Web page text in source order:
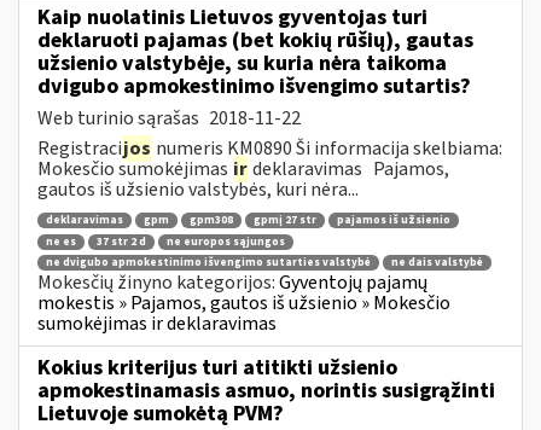
Kaip nuolatinis Lietuvos gyventojas turi
deklaruoti pajamas (bet kokių rūšių), gautas
užsienio valstybėje, su kuria nėra taikoma
dvigubo apmokestinimo išvengimo sutartis?
Web turinio sąrašas 2018-11-22
Registracijos numeris KM0890 Ši informacija skelbiama:
Mokesčio sumokėjimas irdeklaravimas Pajamos,
gautos iš užsienio valstybės, kuri nėra...
deklaravimas gpm gpm308 gpmį 27 str
pajamos iš užsienio
ne es
37 str 2 d
ne europos sąjungos
ne dvigubo apmokestinimo išvengimo sutarties valstybė
ne dais valstybė
Mokesčių žinyno kategorijos:Gyventojų pajamų
mokestis » Pajamos, gautos iš užsienio » Mokesčio
sumokėjimas ir deklaravimas
Kokius kriterijus turi atitikti užsienio
apmokestinamasis asmuo, norintis susigrąžinti
Lietuvoje sumokėtą PVM?